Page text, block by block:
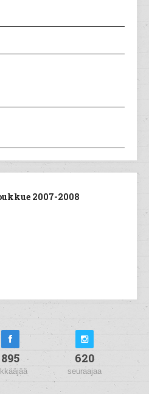
2007-2008
895 620
seuraajaa